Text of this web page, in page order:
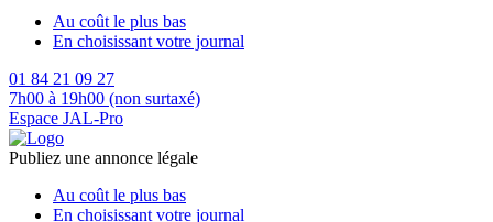
Au coût le plus bas
En choisissant votre journal
01 84 21 09 27
7h00 à 19h00 (non surtaxé)
Espace JAL-Pro
Publiez une annonce légale
Au coût le plus bas
En choisissant votre journal